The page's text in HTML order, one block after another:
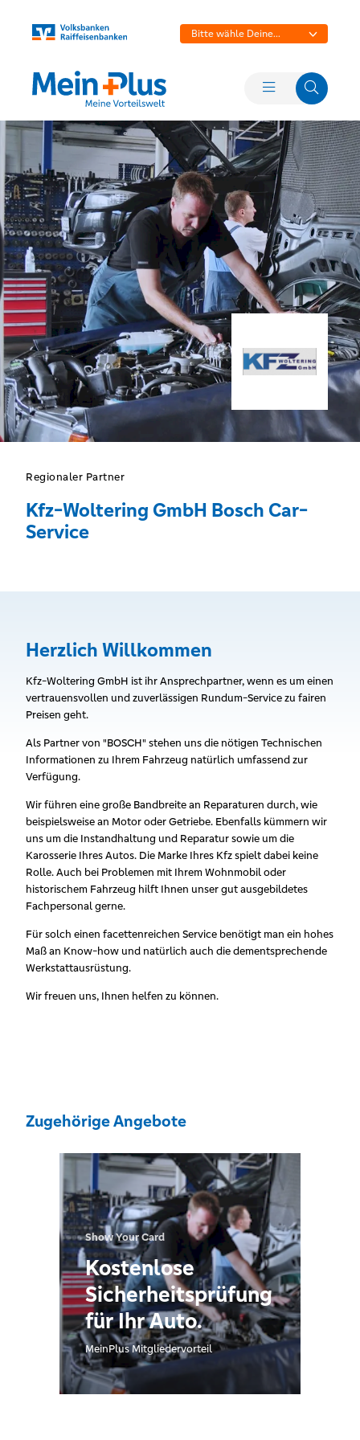
Bitte wähle Deine
Regionaler Partner
Kfz-Woltering GmbH Bosch Car-
Service
Herzlich Willkommen
Kfz-Woltering GmbH ist ihr Ansprechpartner, wenn es um einen
vertrauensvollen und zuverlässigen Rundum-Service zu fairen
Preisen geht.
Als Partner von "BOSCH" stehen uns die nötigen Technischen
Informationen zu Ihrem Fahrzeug natürlich umfassend zur
Verfügung.
Wir führen eine große Bandbreite an Reparaturen durch, wie
beispielsweise an Motor oder Getriebe. Ebenfalls kümmern wir
uns um die Instandhaltung und Reparatur sowie um die
Karosserie Ihres Autos. Die Marke Ihres Kfz spielt dabei keine
Rolle. Auch bei Problemen mit Ihrem Wohnmobil oder
historischem Fahrzeug hilft Ihnen unser gut ausgebildetes
Fachpersonal gerne.
Für solch einen facettenreichen Service benötigt man ein hohes
Maß an Know-how und natürlich auch die dementsprechende
Werkstattausrüstung.
Wir freuen uns, Ihnen helfen zu können.
Zugehörige Angebote
Show Your Card
Kostenlose
Sicherheitsprüfung
für Ihr Auto.
MeinPlus Mitgliedervorteil